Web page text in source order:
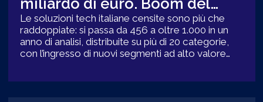
miliardo di euro. Boom del
tech
Le soluzioni tech italiane censite sono più che
raddoppiate: si passa da 456 a oltre 1.000 in un
anno di analisi, distribuite su più di 20 categorie,
con l’ingresso di nuovi segmenti ad alto valore